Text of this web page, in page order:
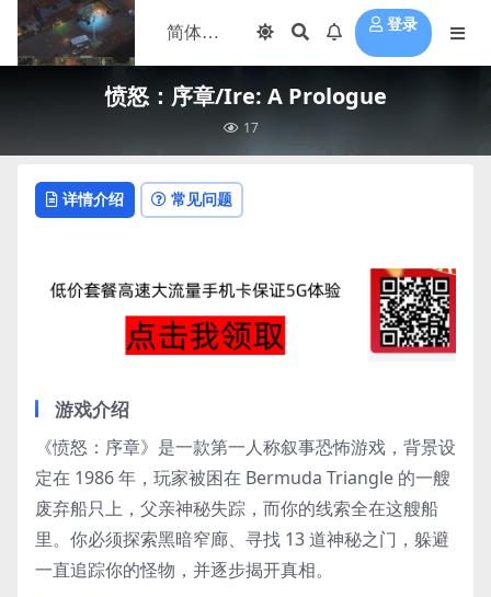
登录
愤怒：序章/Ire: A Prologue
17
详情介绍 常见问题
游戏介绍
《愤怒：序章》是一款第一人称叙事恐怖游戏，背景设
定在 1986 年，玩家被困在 Bermuda Triangle 的一艘
废弃船只上，父亲神秘失踪，而你的线索全在这艘船
里。你必须探索黑暗窄廊、寻找 13 道神秘之门，躲避
一直追踪你的怪物，并逐步揭开真相。